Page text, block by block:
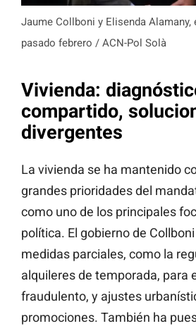
Jaume Collboni y Elisenda Alamany,
pasado febrero / ACN-Pol Solà
Vivienda:
compartido,
divergentes
La vivienda se ha mantenido
grandes prioridades del
como uno de los principales
política. El gobierno de
medidas parciales, como la
alquileres de temporada, para
fraudulento, y ajustes
promociones. También ha